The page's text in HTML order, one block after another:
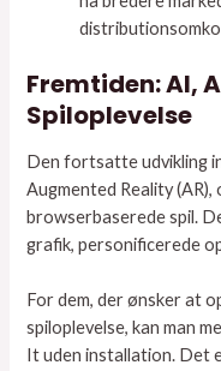
Fremtiden: AI,
Spiloplevelse
Den fortsatte udvikling
Augmented Reality (AR),
browserbaserede spil.
grafik, personificerede
For dem, der ønsker at
spiloplevelse, kan man
It uden installation. Det